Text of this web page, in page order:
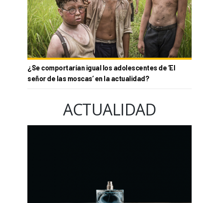
¿Se comportarían igual los adolescentes de ‘El
señor de las moscas’ en la actualidad?
ACTUALIDAD